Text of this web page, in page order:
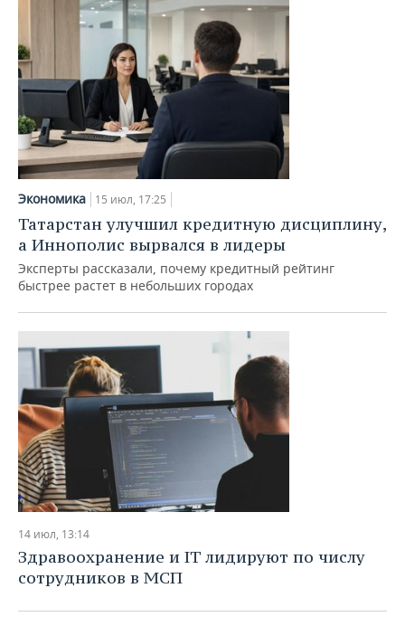
Экономика 15 июл, 17:25
Татарстан улучшил кредитную дисциплину,
а Иннополис вырвался в лидеры
Эксперты рассказали, почему кредитный рейтинг
быстрее растет в небольших городах
14 июл, 13:14
Здравоохранение и IT лидируют по числу
сотрудников в МСП